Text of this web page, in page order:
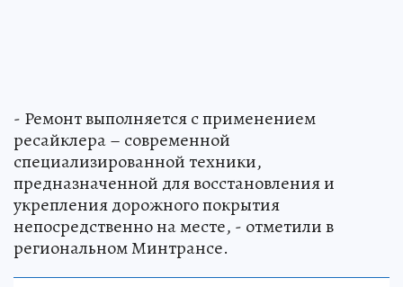
- Ремонт выполняется с применением
ресайклера – современной
специализированной техники,
предназначенной для восстановления и
укрепления дорожного покрытия
непосредственно на месте, - отметили в
региональном Минтрансе.